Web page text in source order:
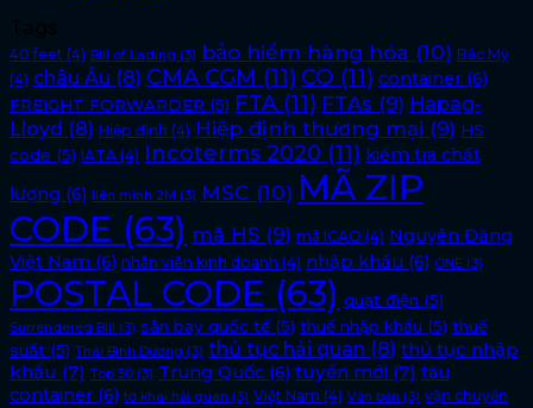
40 feet (4) Bill of Lading (3) bảo hiểm hàng hóa (10) Bắc Mỹ
(4) châu Âu (8) CMA CGM (11) CO (11) container (6)
FREIGHT FORWARDER (5) FTA (11) FTAs (9) Hapag-
Lloyd (8) Hiệp định (4) Hiệp định thương mại (9) HS
code (5) IATA (4) Incoterms 2020 (11) kiểm tra chất
lượng (6) liên minh 2M (3) MSC (10) MÃ ZIP
CODE (63) mã HS (9) mã ICAO (4) Nguyên Đăng
Việt Nam (6) nhân viên kinh doanh (4) nhập khẩu (6) ONE (3)
POSTAL CODE (63) quạt điện (5)
Surrendered Bill (3) sân bay quốc tế (5) thuế nhập khẩu (5) thuế
suất (5) Thái Bình Dương (3) thủ tục hải quan (8) thủ tục nhập
khẩu (7) Top 50 (3) Trung Quốc (6) tuyến mới (7) tàu
container (6) tờ khai hải quan (3) Việt Nam (4) Văn bản (3) vận chuyển